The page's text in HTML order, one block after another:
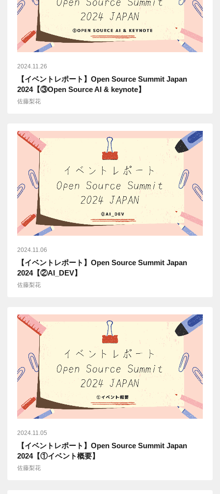
2024.11.26
【イベントレポート】Open Source Summit Japan
2024【③Open Source AI & keynote】
佐藤梨花
2024.11.06
【イベントレポート】Open Source Summit Japan
2024【②AI_DEV】
佐藤梨花
2024.11.05
【イベントレポート】Open Source Summit Japan
2024【①イベント概要】
佐藤梨花